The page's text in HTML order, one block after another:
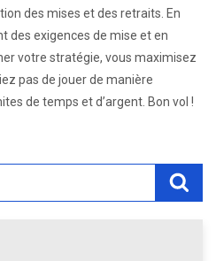
des mises et des retraits. En
des exigences de mise et en
votre stratégie, vous maximisez
pas de jouer de manière
de temps et d’argent. Bon vol !